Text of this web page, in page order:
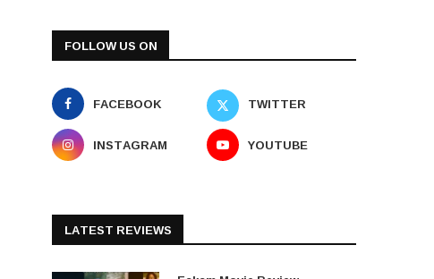
FOLLOW US ON
FACEBOOK
TWITTER
INSTAGRAM
YOUTUBE
LATEST REVIEWS